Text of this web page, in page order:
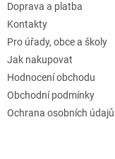
Doprava a platba
Kontakty
Pro úřady, obce a školy
Jak nakupovat
Hodnocení obchodu
Obchodní podmínky
Ochrana osobních údajů